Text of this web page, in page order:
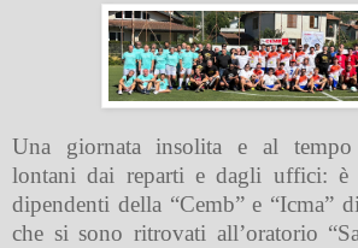
Una giornata insolita e al tempo
lontani dai reparti e dagli uffici: è
dipendenti della “Cemb” e “Icma”
che si sono ritrovati all’oratorio